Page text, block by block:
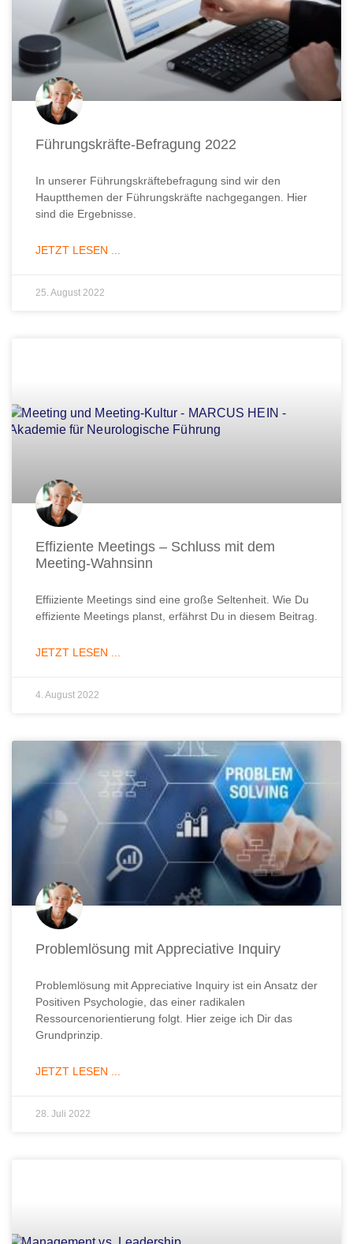
Führungskräfte-Befragung 2022
In unserer Führungskräftebefragung sind wir den
Hauptthemen der Führungskräfte nachgegangen. Hier
sind die Ergebnisse.
JETZT LESEN ...
25. August 2022
Effiziente Meetings – Schluss mit dem
Meeting-Wahnsinn
Effiiziente Meetings sind eine große Seltenheit. Wie Du
effiziente Meetings planst, erfährst Du in diesem Beitrag.
JETZT LESEN ...
4. August 2022
Problemlösung mit Appreciative Inquiry
Problemlösung mit Appreciative Inquiry ist ein Ansatz der
Positiven Psychologie, das einer radikalen
Ressourcenorientierung folgt. Hier zeige ich Dir das
Grundprinzip.
JETZT LESEN ...
28. Juli 2022